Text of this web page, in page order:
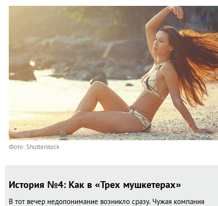
Фото: Shutterstock
История №4: Как в «Трех мушкетерах»
В тот вечер недопонимание возникло сразу. Чужая компания